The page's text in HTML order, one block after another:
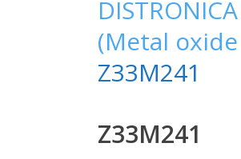
DISTRONICA
(Metal
Z33M241
Z33M241